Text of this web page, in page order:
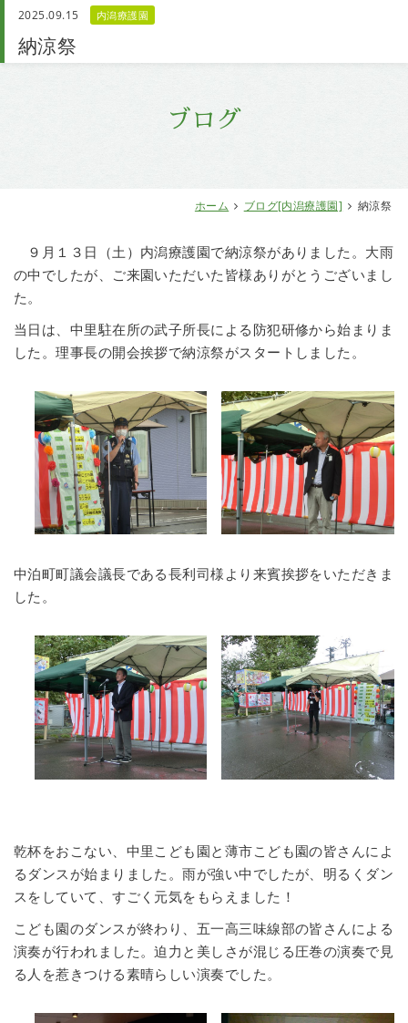
ブログ
ホーム ブログ[内潟療護園] 納涼祭
2025.09.15 内潟療護園
納涼祭
９月１３日（土）内潟療護園で納涼祭がありました。大雨
の中でしたが、ご来園いただいた皆様ありがとうございまし
た。
当日は、中里駐在所の武子所長による防犯研修から始まりま
した。理事長の開会挨拶で納涼祭がスタートしました。
中泊町町議会議長である長利司様より来賓挨拶をいただきま
した。
乾杯をおこない、中里こども園と薄市こども園の皆さんによ
るダンスが始まりました。雨が強い中でしたが、明るくダン
スをしていて、すごく元気をもらえました！
こども園のダンスが終わり、五一高三味線部の皆さんによる
演奏が行われました。迫力と美しさが混じる圧巻の演奏で見
る人を惹きつける素晴らしい演奏でした。